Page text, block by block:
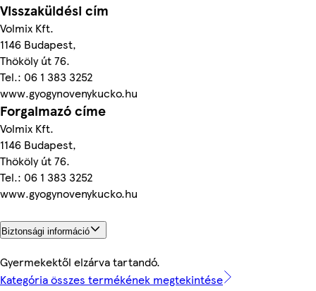
Visszaküldési cím
Volmix Kft.
1146 Budapest,
Thököly út 76.
Tel.: 06 1 383 3252
www.gyogynovenykucko.hu
Forgalmazó címe
Volmix Kft.
1146 Budapest,
Thököly út 76.
Tel.: 06 1 383 3252
www.gyogynovenykucko.hu
Biztonsági információ
Gyermekektől elzárva tartandó.
Kategória összes termékének megtekintése